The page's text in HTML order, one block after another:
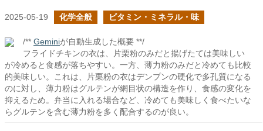
2025-05-19 化学全般 ビタミン・ミネラル・味
/** Geminiが自動生成した概要 **/
フライドチキンの衣は、片栗粉のみだと揚げたては美味しい
が冷めると食感が落ちやすい。一方、薄力粉のみだと冷めても比較
的美味しい。これは、片栗粉の衣はデンプンの硬化で多孔質になる
のに対し、薄力粉はグルテンが網目状の構造を作り、食感の変化を
抑えるため。弁当に入れる場合など、冷めても美味しく食べたいな
らグルテンを含む薄力粉を多く配合するのが良い。